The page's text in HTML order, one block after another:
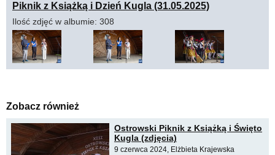
Piknik z Książką i Dzień Kugla (31.05.2025)
Ilość zdjęć w albumie: 308
Zobacz również
Ostrowski Piknik z Książką i Święto
Kugla (zdjęcia)
9 czerwca 2024, Elżbieta Krajewska